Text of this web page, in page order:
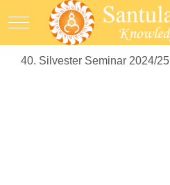
Mobile Menu Toggle
40. Silvester Seminar 2024/25